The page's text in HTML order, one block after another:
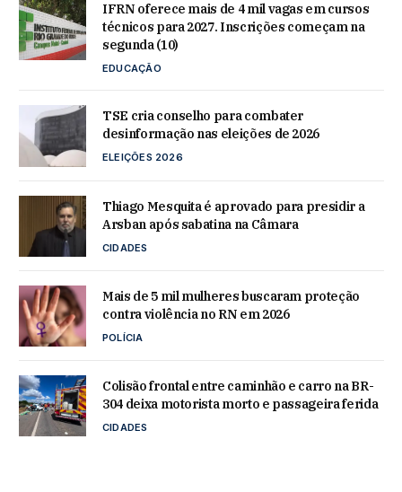
IFRN oferece mais de 4 mil vagas em cursos
técnicos para 2027. Inscrições começam na
segunda (10)
EDUCAÇÃO
TSE cria conselho para combater
desinformação nas eleições de 2026
ELEIÇÕES 2026
Thiago Mesquita é aprovado para presidir a
Arsban após sabatina na Câmara
CIDADES
Mais de 5 mil mulheres buscaram proteção
contra violência no RN em 2026
POLÍCIA
Colisão frontal entre caminhão e carro na BR-
304 deixa motorista morto e passageira ferida
CIDADES